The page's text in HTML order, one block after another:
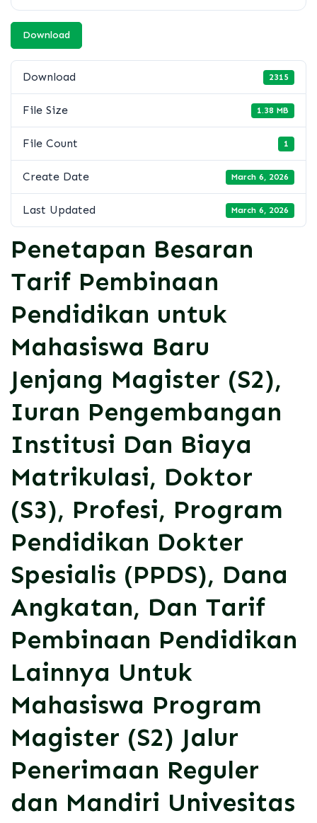
Download
Download 2315
File Size 1.38 MB
File Count 1
Create Date March 6, 2026
Last Updated March 6, 2026
Penetapan Besaran
Tarif Pembinaan
Pendidikan untuk
Mahasiswa Baru
Jenjang Magister (S2),
Iuran Pengembangan
Institusi Dan Biaya
Matrikulasi, Doktor
(S3), Profesi, Program
Pendidikan Dokter
Spesialis (PPDS), Dana
Angkatan, Dan Tarif
Pembinaan Pendidikan
Lainnya Untuk
Mahasiswa Program
Magister (S2) Jalur
Penerimaan Reguler
dan Mandiri Univesitas